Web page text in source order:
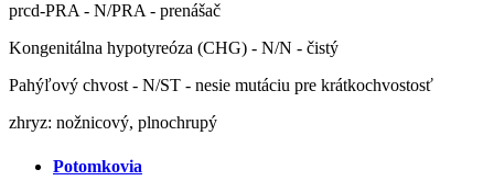
prcd-PRA - N/PRA - prenášač
Kongenitálna hypotyreóza (CHG) - N/N - čistý
Pahýľový chvost - N/ST - nesie mutáciu pre krátkochvostosť
zhryz: nožnicový, plnochrupý
Potomkovia